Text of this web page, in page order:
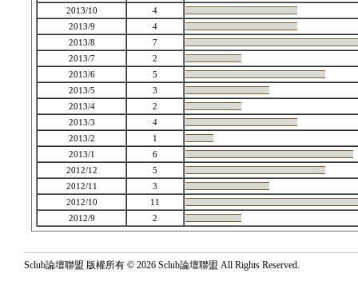
2013/10
4
2013/9
4
2013/8
7
2013/7
2
2013/6
5
2013/5
3
2013/4
2
2013/3
4
2013/2
1
2013/1
6
2012/12
5
2012/11
3
2012/10
11
2012/9
2
Sclub論壇聯盟 版權所有 © 2026 Sclub論壇聯盟 All Rights Reserved.